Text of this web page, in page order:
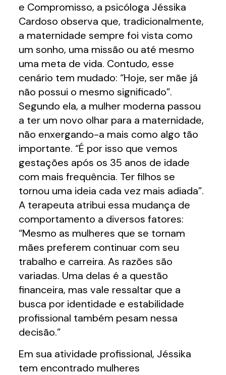
e Compromisso, a psicóloga Jéssika
Cardoso observa que, tradicionalmente,
a maternidade sempre foi vista como
um sonho, uma missão ou até mesmo
uma meta de vida. Contudo, esse
cenário tem mudado: “Hoje, ser mãe já
não possui o mesmo significado”.
Segundo ela, a mulher moderna passou
a ter um novo olhar para a maternidade,
não enxergando-a mais como algo tão
importante. “É por isso que vemos
gestações após os 35 anos de idade
com mais frequência. Ter filhos se
tornou uma ideia cada vez mais adiada”.
A terapeuta atribui essa mudança de
comportamento a diversos fatores:
“Mesmo as mulheres que se tornam
mães preferem continuar com seu
trabalho e carreira. As razões são
variadas. Uma delas é a questão
financeira, mas vale ressaltar que a
busca por identidade e estabilidade
profissional também pesam nessa
decisão.”
Em sua atividade profissional, Jéssika
tem encontrado mulheres